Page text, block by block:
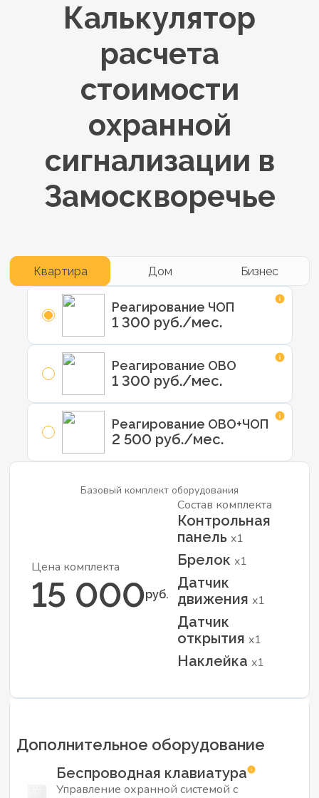
Калькулятор
расчета
стоимости
охранной
сигнализации в
Замоскворечье
Квартира Дом Бизнес
Реагирование ЧОП
1 300 руб./мес.
Реагирование ОВО
1 300 руб./мес.
Реагирование ОВО+ЧОП
2 500 руб./мес.
Базовый комплект оборудования
Состав комплекта
Контрольная
панельx1
Брелокx1
Датчик
движенияx1
Датчик
открытияx1
Наклейкаx1
Цена комплекта
15 000руб.
Дополнительное оборудование
Беспроводная клавиатура
Управление охранной системой с